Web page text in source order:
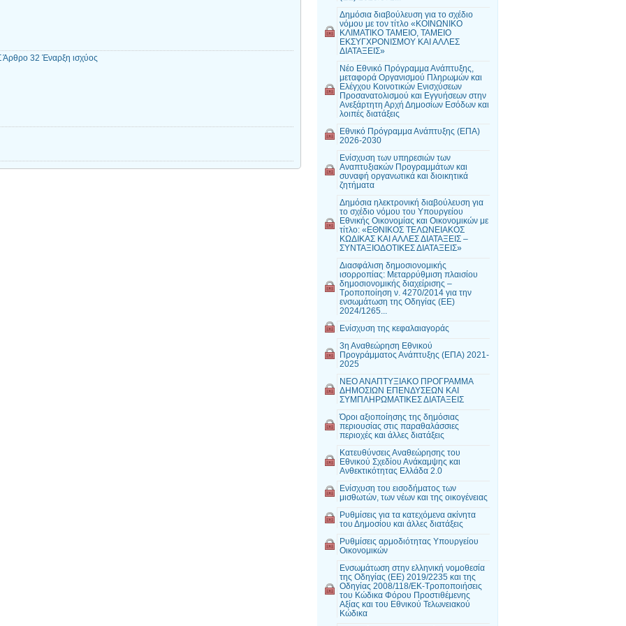
32 Έναρξη ισχύος
Δημόσια διαβούλευση για το σχέδιο
νόμου με τον τίτλο «ΚΟΙΝΩΝΙΚΟ
ΚΛΙΜΑΤΙΚΟ ΤΑΜΕΙΟ, ΤΑΜΕΙΟ
ΕΚΣΥΓΧΡΟΝΙΣΜΟΥ ΚΑΙ ΑΛΛΕΣ
ΔΙΑΤΑΞΕΙΣ»
Νέο Εθνικό Πρόγραμμα Ανάπτυξης,
μεταφορά Οργανισμού Πληρωμών και
Ελέγχου Κοινοτικών Ενισχύσεων
Προσανατολισμού και Εγγυήσεων στην
Ανεξάρτητη Αρχή Δημοσίων Εσόδων και
λοιπές διατάξεις
Εθνικό Πρόγραμμα Ανάπτυξης (ΕΠΑ)
2026-2030
Ενίσχυση των υπηρεσιών των
Αναπτυξιακών Προγραμμάτων και
συναφή οργανωτικά και διοικητικά
ζητήματα
Δημόσια ηλεκτρονική διαβούλευση για
το σχέδιο νόμου του Υπουργείου
Εθνικής Οικονομίας και Οικονομικών με
τίτλο: «ΕΘΝΙΚΟΣ ΤΕΛΩΝΕΙΑΚΟΣ
ΚΩΔΙΚΑΣ ΚΑΙ ΑΛΛΕΣ ΔΙΑΤΑΞΕΙΣ –
ΣΥΝΤΑΞΙΟΔΟΤΙΚΕΣ ΔΙΑΤΑΞΕΙΣ»
Διασφάλιση δημοσιονομικής
ισορροπίας: Μεταρρύθμιση πλαισίου
δημοσιονομικής διαχείρισης –
Τροποποίηση ν. 4270/2014 για την
ενσωμάτωση της Οδηγίας (ΕΕ)
2024/1265...
Ενίσχυση της κεφαλαιαγοράς
3η Αναθεώρηση Εθνικού
Προγράμματος Ανάπτυξης (ΕΠΑ) 2021-
2025
ΝΕΟ ΑΝΑΠΤΥΞΙΑΚΟ ΠΡΟΓΡΑΜΜΑ
ΔΗΜΟΣΙΩΝ ΕΠΕΝΔΥΣΕΩΝ ΚΑΙ
ΣΥΜΠΛΗΡΩΜΑΤΙΚΕΣ ΔΙΑΤΑΞΕΙΣ
Όροι αξιοποίησης της δημόσιας
περιουσίας στις παραθαλάσσιες
περιοχές και άλλες διατάξεις
Κατευθύνσεις Αναθεώρησης του
Εθνικού Σχεδίου Ανάκαμψης και
Ανθεκτικότητας Ελλάδα 2.0
Ενίσχυση του εισοδήματος των
μισθωτών, των νέων και της οικογένειας
Ρυθμίσεις για τα κατεχόμενα ακίνητα
του Δημοσίου και άλλες διατάξεις
Ρυθμίσεις αρμοδιότητας Υπουργείου
Οικονομικών
Ενσωμάτωση στην ελληνική νομοθεσία
της Οδηγίας (ΕΕ) 2019/2235 και της
Οδηγίας 2008/118/ΕΚ-Τροποποιήσεις
του Κώδικα Φόρου Προστιθέμενης
Αξίας και του Εθνικού Τελωνειακού
Κώδικα